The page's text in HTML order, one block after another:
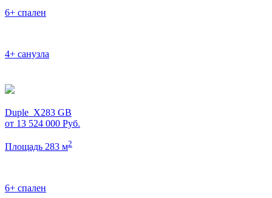
6+ спален
4+ санузла
Duple_X283 GB
от 13 524 000 Руб.
Площадь 283 м2
6+ спален